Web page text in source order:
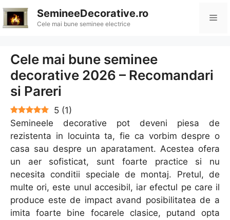
Sari
la
conținut
SemineeDecorative.ro
Cele mai bune seminee electrice
Cele mai bune seminee
decorative 2026 – Recomandari
si Pareri
5 (1)
Semineele decorative pot deveni piesa de
rezistenta in locuinta ta, fie ca vorbim despre o
casa sau despre un aparatament. Acestea ofera
un aer sofisticat, sunt foarte practice si nu
necesita conditii speciale de montaj. Pretul, de
multe ori, este unul accesibil, iar efectul pe care il
produce este de impact avand posibilitatea de a
imita foarte bine focarele clasice, putand opta